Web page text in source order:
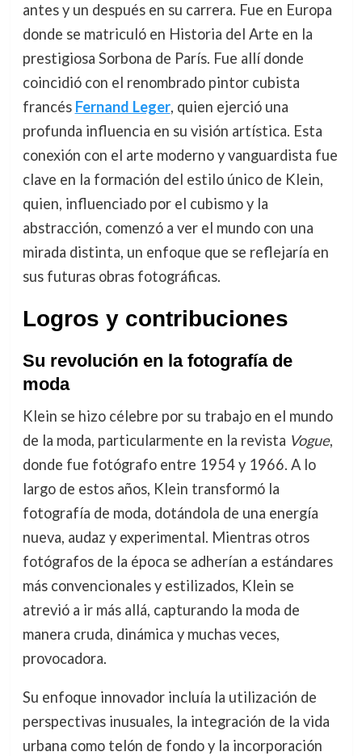
antes y un después en su carrera. Fue en Europa
donde se matriculó en Historia del Arte en la
prestigiosa Sorbona de París. Fue allí donde
coincidió con el renombrado pintor cubista
francés Fernand Leger, quien ejerció una
profunda influencia en su visión artística. Esta
conexión con el arte moderno y vanguardista fue
clave en la formación del estilo único de Klein,
quien, influenciado por el cubismo y la
abstracción, comenzó a ver el mundo con una
mirada distinta, un enfoque que se reflejaría en
sus futuras obras fotográficas.
Logros y contribuciones
Su revolución en la fotografía de
moda
Klein se hizo célebre por su trabajo en el mundo
de la moda, particularmente en la revista Vogue,
donde fue fotógrafo entre 1954 y 1966. A lo
largo de estos años, Klein transformó la
fotografía de moda, dotándola de una energía
nueva, audaz y experimental. Mientras otros
fotógrafos de la época se adherían a estándares
más convencionales y estilizados, Klein se
atrevió a ir más allá, capturando la moda de
manera cruda, dinámica y muchas veces,
provocadora.
Su enfoque innovador incluía la utilización de
perspectivas inusuales, la integración de la vida
urbana como telón de fondo y la incorporación